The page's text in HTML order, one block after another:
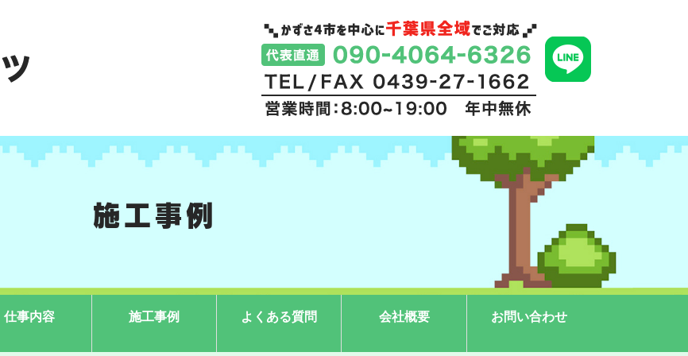
施工事例
仕事内容 施工事例 よくある質問 会社概要 お問い合わせ